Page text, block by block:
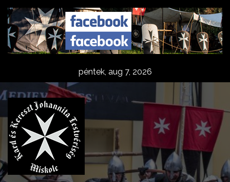
Skip
content
péntek, aug 7, 2026